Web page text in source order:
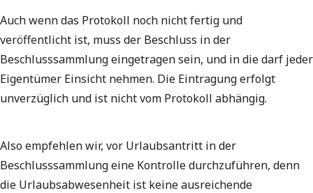
Auch wenn das Protokoll noch nicht fertig und
veröffentlicht ist, muss der Beschluss in der
Beschlusssammlung eingetragen sein, und in die darf jeder
Eigentümer Einsicht nehmen. Die Eintragung erfolgt
unverzüglich und ist nicht vom Protokoll abhängig.
Also empfehlen wir, vor Urlaubsantritt in der
Beschlusssammlung eine Kontrolle durchzuführen, denn
die Urlaubsabwesenheit ist keine ausreichende